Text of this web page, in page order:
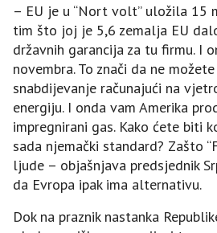
– EU je u “Nort volt” uložila 15
tim što joj je 5,6 zemalja EU
državnih garancija za tu firmu. I
novembra. To znači da ne
snabdijevanje računajući na
energiju. I onda vam Amerika
impregnirani gas. Kako ćete biti
sada njemački standard? Zašto
ljude – objašnjava predsjednik
da Evropa ipak ima alternativu.
Dok na praznik nastanka